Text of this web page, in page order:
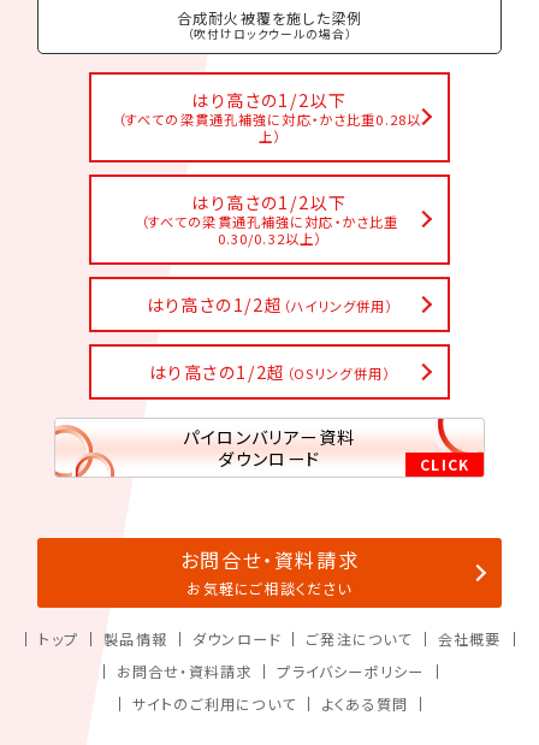
合成耐火被覆を施した梁例
（吹付けロックウールの場合）
はり高さの1/2以下
（すべての梁貫通孔補強に対応・かさ比重0.28以
上）
はり高さの1/2以下
（すべての梁貫通孔補強に対応・かさ比重
0.30/0.32以上）
はり高さの1/2超 （ハイリング併用）
はり高さの1/2超 （OSリング併用）
パイロンバリアー資料
ダウンロード
お問合せ・資料請求
お気軽にご相談ください
トップ 製品情報 ダウンロード ご発注について
会社概要
お問合せ・資料請求
プライバシーポリシー
サイトのご利用について
よくある質問